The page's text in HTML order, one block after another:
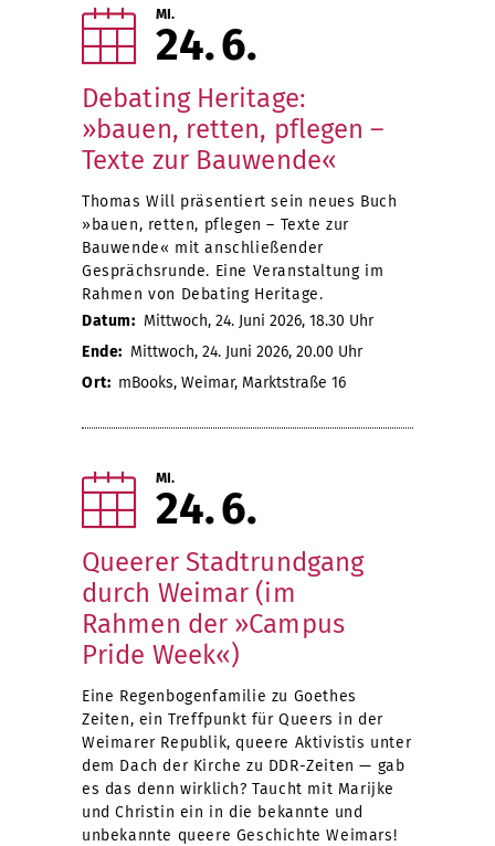
MI.
24 6
Debating Heritage:
»bauen, retten, pflegen –
Texte zur Bauwende«
Thomas Will präsentiert sein neues Buch
»bauen, retten, pflegen – Texte zur
Bauwende« mit anschließender
Gesprächsrunde. Eine Veranstaltung im
Rahmen von Debating Heritage.
Datum: Mittwoch, 24. Juni 2026, 18.30 Uhr
Ende: Mittwoch, 24. Juni 2026, 20.00 Uhr
Ort: mBooks, Weimar, Marktstraße 16
MI.
24 6
Queerer Stadtrundgang
durch Weimar (im
Rahmen der »Campus
Pride Week«)
Eine Regenbogenfamilie zu Goethes
Zeiten, ein Treffpunkt für Queers in der
Weimarer Republik, queere Aktivistis unter
dem Dach der Kirche zu DDR-Zeiten — gab
es das denn wirklich? Taucht mit Marijke
und Christin ein in die bekannte und
unbekannte queere Geschichte Weimars!